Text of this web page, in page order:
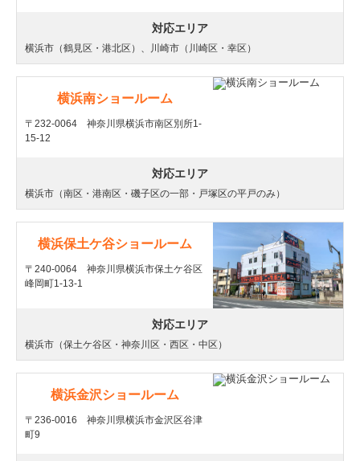
対応エリア
横浜市（鶴見区・港北区）、川崎市（川崎区・幸区）
横浜南ショールーム
〒232-0064 神奈川県横浜市南区別所1-
15-12
対応エリア
横浜市（南区・港南区・磯子区の一部・戸塚区の平戸のみ）
横浜保土ケ谷ショールーム
〒240-0064 神奈川県横浜市保土ケ谷区
峰岡町1-13-1
対応エリア
横浜市（保土ケ谷区・神奈川区・西区・中区）
横浜金沢ショールーム
〒236-0016 神奈川県横浜市金沢区谷津
町9